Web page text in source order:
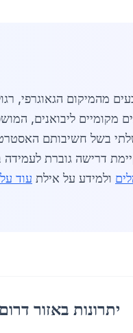
מהמיקום הגאוגרפי,
בין יצרנים מקומיים
בשל חשיבותם
דרישה גוברת
ולמידע על אילת עוד
יתרונות באזור